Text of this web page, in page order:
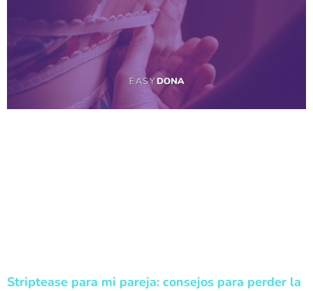
Striptease para mi pareja: consejos para perder la